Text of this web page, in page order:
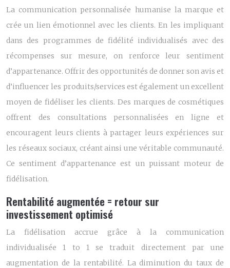
La communication personnalisée humanise la marque et
crée un lien émotionnel avec les clients. En les impliquant
dans des programmes de fidélité individualisés avec des
récompenses sur mesure, on renforce leur sentiment
d’appartenance. Offrir des opportunités de donner son avis et
d’influencer les produits/services est également un excellent
moyen de fidéliser les clients. Des marques de cosmétiques
offrent des consultations personnalisées en ligne et
encouragent leurs clients à partager leurs expériences sur
les réseaux sociaux, créant ainsi une véritable communauté.
Ce sentiment d’appartenance est un puissant moteur de
fidélisation.
Rentabilité augmentée = retour sur
investissement optimisé
La fidélisation accrue grâce à la communication
individualisée 1 to 1 se traduit directement par une
augmentation de la rentabilité. La diminution du taux de